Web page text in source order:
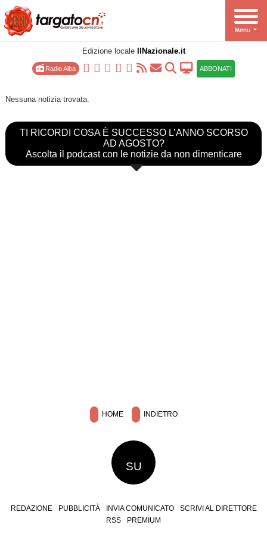
Edizione locale IlNazionale.it
Radio Alba ABBONATI
Nessuna notizia trovata.
TI RICORDI COSA È SUCCESSO L’ANNO SCORSO
AD AGOSTO?
Ascolta il podcast con le notizie da non dimenticare
HOME INDIETRO
SU
REDAZIONE PUBBLICITÀ INVIA COMUNICATO
SCRIVI AL DIRETTORE
RSS
PREMIUM